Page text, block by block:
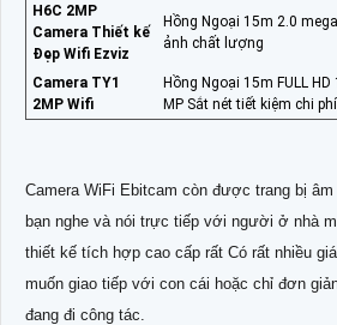
H6C 2MP
Camera Thiết kế
Đẹp Wifi Ezviz
Hồng Ngoại 15m 2.0
ảnh chất lượng
Camera TY1
2MP Wifi
Hồng Ngoại 15m FULL HD
MP Sắt nét tiết kiệm chi phí
Camera WiFi Ebitcam còn được trang bị
bạn nghe và nói trực tiếp với người ở nhà
thiết kế tích hợp cao cấp rất Có rất nhiều
muốn giao tiếp với con cái hoặc chỉ đơn
đang đi công tác.